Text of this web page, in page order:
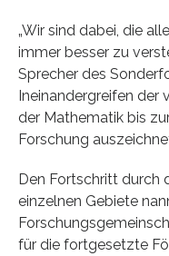
„Wir sind dabei, die
immer besser zu
Sprecher des
Ineinandergreifen der
der Mathematik bis
Forschung
Den Fortschritt durch
einzelnen Gebiete
für die fortgesetzte